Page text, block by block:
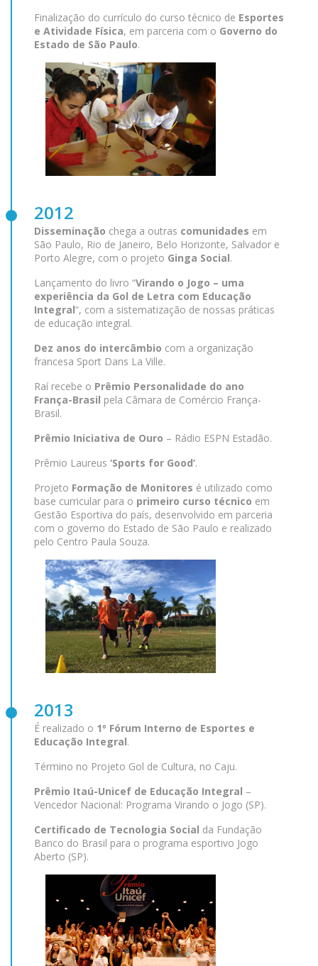
Finalização do currículo do curso técnico de Esportes
e Atividade Física, em parceria com o Governo do
Estado de São Paulo.
2012
Disseminação chega a outras comunidades em
São Paulo, Rio de Janeiro, Belo Horizonte, Salvador e
Porto Alegre, com o projeto Ginga Social.
Lançamento do livro “Virando o Jogo – uma
experiência da Gol de Letra com Educação
Integral“, com a sistematização de nossas práticas
de educação integral.
Dez anos do intercâmbio com a organização
francesa Sport Dans La Ville.
Raí recebe o Prêmio Personalidade do ano
França-Brasil pela Câmara de Comércio França-
Brasil.
Prêmio Iniciativa de Ouro – Rádio ESPN Estadão.
Prêmio Laureus ‘Sports for Good’.
Projeto Formação de Monitores é utilizado como
base curricular para o primeiro curso técnico em
Gestão Esportiva do país, desenvolvido em parceria
com o governo do Estado de São Paulo e realizado
pelo Centro Paula Souza.
2013
É realizado o 1º Fórum Interno de Esportes e
Educação Integral.
Término no Projeto Gol de Cultura, no Caju.
Prêmio Itaú-Unicef de Educação Integral –
Vencedor Nacional: Programa Virando o Jogo (SP).
Certificado de Tecnologia Social da Fundação
Banco do Brasil para o programa esportivo Jogo
Aberto (SP).